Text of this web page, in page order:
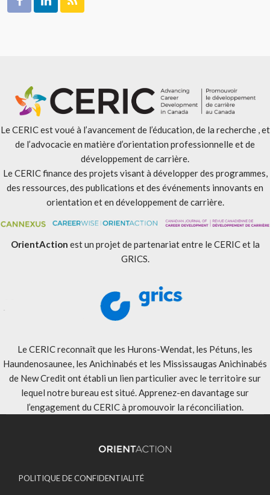
Le CERIC est voué à l’avancement de l’éducation, de la recherche , et
de l’advocacie en matière d’orientation professionnelle et de
développement de carrière.
Le CERIC finance des projets visant à développer des programmes,
des ressources, des publications et des événements innovants en
orientation et en développement de carrière.
OrientAction est un projet de partenariat entre le CERIC et la
GRICS.
Le CERIC reconnaît que les Hurons-Wendat, les Pétuns, les
Haundenosaunee, les Anichinabés et les Mississaugas Anichinabés
de New Credit ont établi un lien particulier avec le territoire sur
lequel notre bureau est situé. Apprenez-en davantage sur
l’engagement du CERIC à promouvoir la réconciliation.
POLITIQUE DE CONFIDENTIALITÉ